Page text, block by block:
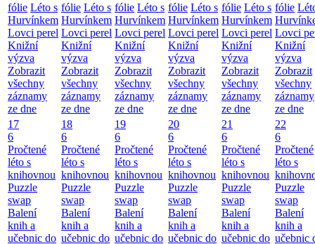
fólie Léto s
Hurvínkem
Lovci perel
Knižní
výzva
Zobrazit
všechny
záznamy
ze dne
fólie Léto s
Hurvínkem
Lovci perel
Knižní
výzva
Zobrazit
všechny
záznamy
ze dne
fólie Léto s
Hurvínkem
Lovci perel
Knižní
výzva
Zobrazit
všechny
záznamy
ze dne
fólie Léto s
Hurvínkem
Lovci perel
Knižní
výzva
Zobrazit
všechny
záznamy
ze dne
fólie Léto s
Hurvínkem
Lovci perel
Knižní
výzva
Zobrazit
všechny
záznamy
ze dne
fólie
Lovci
Knižní
výzva
Zobrazit
všechny
záznamy
ze dne
17
6
Pročtené
léto s
knihovnou
Puzzle
swap
Balení
knih a
učebnic do
18
6
Pročtené
léto s
knihovnou
Puzzle
swap
Balení
knih a
učebnic do
19
6
Pročtené
léto s
knihovnou
Puzzle
swap
Balení
knih a
učebnic do
20
6
Pročtené
léto s
knihovnou
Puzzle
swap
Balení
knih a
učebnic do
21
6
Pročtené
léto s
knihovnou
Puzzle
swap
Balení
knih a
učebnic do
22
6
Pročtené
léto s
Puzzle
swap
Balení
knih a
učebnic